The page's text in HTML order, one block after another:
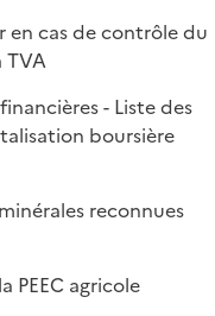
en cas de contrôle du
TVA
- Liste des
boursière
reconnues
PEEC agricole